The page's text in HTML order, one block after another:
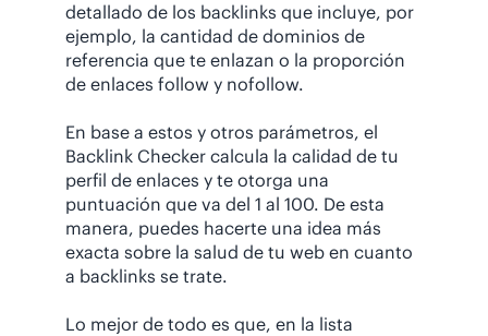
detallado de los backlinks que incluye, por
ejemplo, la cantidad de dominios de
referencia que te enlazan o la proporción
de enlaces follow y nofollow.
En base a estos y otros parámetros, el
Backlink Checker calcula la calidad de tu
perfil de enlaces y te otorga una
puntuación que va del 1 al 100. De esta
manera, puedes hacerte una idea más
exacta sobre la salud de tu web en cuanto
a backlinks se trate.
Lo mejor de todo es que, en la lista